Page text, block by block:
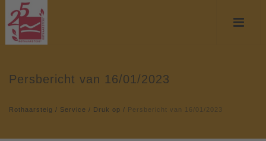
Persbericht van 16/01/2023
Rothaarsteig / Service / Druk op / Persbericht van 16/01/2023